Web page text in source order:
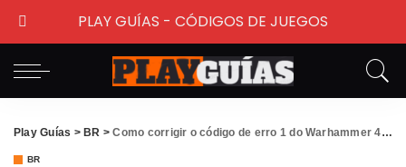
Play Guías > BR >Como corrigir o código de erro 1 do Warhammer 40K Space Marine 2 para modos multijogador?
BR
PLAY GUÍAS - CÓDIGOS DE JUEGOS